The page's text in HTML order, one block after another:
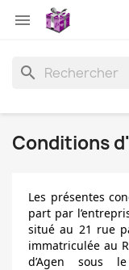

search
Conditions
Les présentes
part par
situé au 21 rue
immatriculée au
d’Agen sous